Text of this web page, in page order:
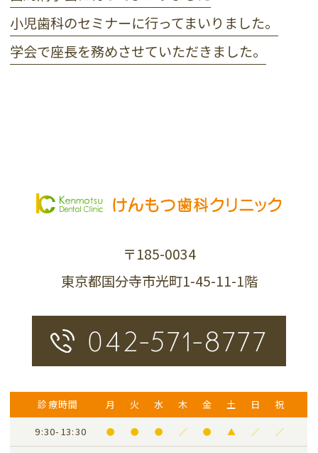
小児歯科のセミナーに行ってまいりました。
学会で座長を務めさせていただきました。
〒185-0034
東京都国分寺市光町1-45-11-1階
042-571-8777
診療時間 月 火 水 木 金 土 日
祝
9:30-13:30
● ● ● ／ ● ▲ ／ ／